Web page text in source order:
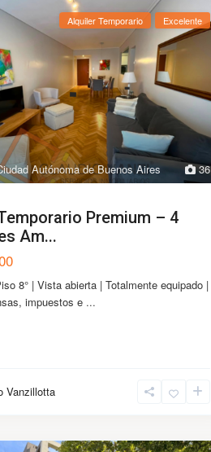
36
Autónoma de Buenos Aires
Alquiler Temporario Excelente
Premium – 4
Am...
8° | Vista abierta | Totalmente equipado |
impuestos e ...
Vanzillotta